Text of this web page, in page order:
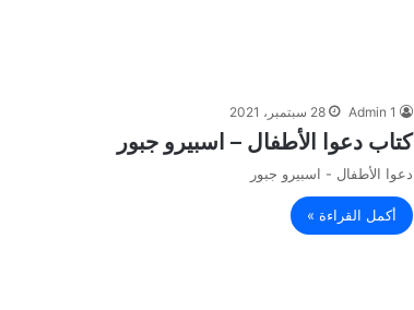
Admin 1 28 سبتمبر، 2021
كتاب دعوا الأطفال – اسبيرو جبور
دعوا الأطفال - اسبيرو جبور
أكمل القراءة »